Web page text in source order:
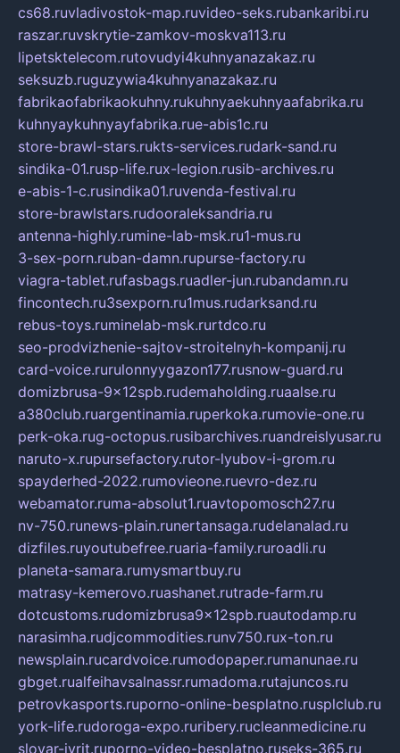
cs68.ruvladivostok-map.ruvideo-seks.rubankaribi.ru
raszar.ruvskrytie-zamkov-moskva113.ru
lipetsktelecom.rutovudyi4kuhnyanazakaz.ru
seksuzb.ruguzywia4kuhnyanazakaz.ru
fabrikaofabrikaokuhny.rukuhnyaekuhnyaafabrika.ru
kuhnyaykuhnyayfabrika.rue-abis1c.ru
store-brawl-stars.rukts-services.rudark-sand.ru
sindika-01.rusp-life.rux-legion.rusib-archives.ru
e-abis-1-c.rusindika01.ruvenda-festival.ru
store-brawlstars.rudooraleksandria.ru
antenna-highly.rumine-lab-msk.ru1-mus.ru
3-sex-porn.ruban-damn.rupurse-factory.ru
viagra-tablet.rufasbags.ruadler-jun.rubandamn.ru
fincontech.ru3sexporn.ru1mus.rudarksand.ru
rebus-toys.ruminelab-msk.rurtdco.ru
seo-prodvizhenie-sajtov-stroitelnyh-kompanij.ru
card-voice.rurulonnyygazon177.rusnow-guard.ru
domizbrusa-9x12spb.rudemaholding.ruaalse.ru
a380club.ruargentinamia.ruperkoka.rumovie-one.ru
perk-oka.rug-octopus.rusibarchives.ruandreislyusar.ru
naruto-x.rupursefactory.rutor-lyubov-i-grom.ru
spayderhed-2022.rumovieone.ruevro-dez.ru
webamator.ruma-absolut1.ruavtopomosch27.ru
nv-750.runews-plain.runertansaga.rudelanalad.ru
dizfiles.ruyoutubefree.ruaria-family.ruroadli.ru
planeta-samara.rumysmartbuy.ru
matrasy-kemerovo.ruashanet.rutrade-farm.ru
dotcustoms.rudomizbrusa9x12spb.ruautodamp.ru
narasimha.rudjcommodities.runv750.rux-ton.ru
newsplain.rucardvoice.rumodopaper.rumanunae.ru
gbget.rualfeihavsalnassr.rumadoma.rutajuncos.ru
petrovkasports.ruporno-online-besplatno.rusplclub.ru
york-life.rudoroga-expo.ruribery.rucleanmedicine.ru
slovar-ivrit.ruporno-video-besplatno.ruseks-365.ru